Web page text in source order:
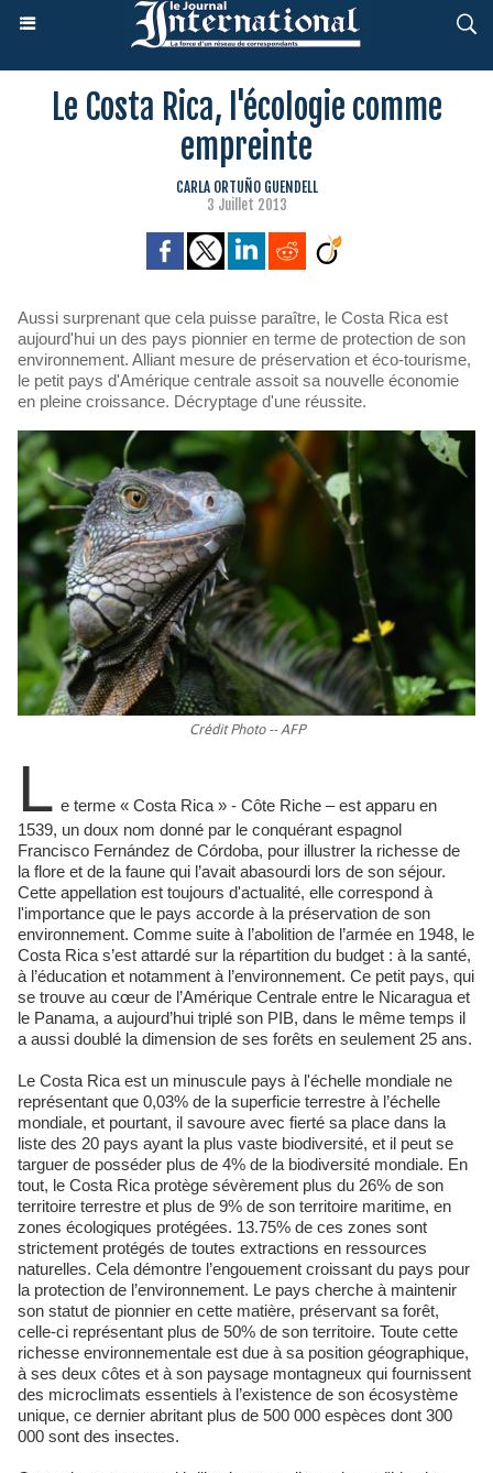
Le Costa Rica, l'écologie comme
empreinte
CARLA ORTUÑO GUENDELL
3 Juillet 2013
Aussi surprenant que cela puisse paraître, le Costa Rica est
aujourd'hui un des pays pionnier en terme de protection de son
environnement. Alliant mesure de préservation et éco-tourisme,
le petit pays d'Amérique centrale assoit sa nouvelle économie
en pleine croissance. Décryptage d'une réussite.
Crédit Photo -- AFP
L e terme « Costa Rica » - Côte Riche – est apparu en
1539, un doux nom donné par le conquérant espagnol
Francisco Fernández de Córdoba, pour illustrer la richesse de
la flore et de la faune qui l’avait abasourdi lors de son séjour.
Cette appellation est toujours d'actualité, elle correspond à
l'importance que le pays accorde à la préservation de son
environnement. Comme suite à l’abolition de l’armée en 1948, le
Costa Rica s’est attardé sur la répartition du budget : à la santé,
à l’éducation et notamment à l’environnement. Ce petit pays, qui
se trouve au cœur de l’Amérique Centrale entre le Nicaragua et
le Panama, a aujourd’hui triplé son PIB, dans le même temps il
a aussi doublé la dimension de ses forêts en seulement 25 ans.
Le Costa Rica est un minuscule pays à l'échelle mondiale ne
représentant que 0,03% de la superficie terrestre à l’échelle
mondiale, et pourtant, il savoure avec fierté sa place dans la
liste des 20 pays ayant la plus vaste biodiversité, et il peut se
targuer de posséder plus de 4% de la biodiversité mondiale. En
tout, le Costa Rica protège sévèrement plus du 26% de son
territoire terrestre et plus de 9% de son territoire maritime, en
zones écologiques protégées. 13.75% de ces zones sont
strictement protégés de toutes extractions en ressources
naturelles. Cela démontre l’engouement croissant du pays pour
la protection de l’environnement. Le pays cherche à maintenir
son statut de pionnier en cette matière, préservant sa forêt,
celle-ci représentant plus de 50% de son territoire. Toute cette
richesse environnementale est due à sa position géographique,
à ses deux côtes et à son paysage montagneux qui fournissent
des microclimats essentiels à l’existence de son écosystème
unique, ce dernier abritant plus de 500 000 espèces dont 300
000 sont des insectes.